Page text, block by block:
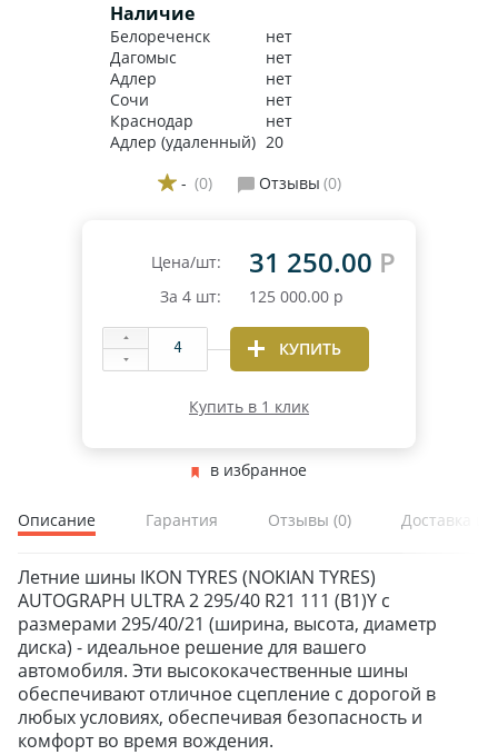
Наличие
Белореченск
нет
Дагомыс
нет
Адлер
нет
Сочи
нет
Краснодар
нет
Адлер (удаленный) 20
- (0) Отзывы (0)
Цена/шт: 31 250.00 Р
За 4 шт: 125 000.00 р
КУПИТЬ
Купить в 1 клик
в избранное
Описание Гарантия Отзывы (0) Доставка и
Летние шины IKON TYRES (NOKIAN TYRES)
AUTOGRAPH ULTRA 2 295/40 R21 111 (B1)Y с
размерами 295/40/21 (ширина, высота, диаметр
диска) - идеальное решение для вашего
автомобиля. Эти высококачественные шины
обеспечивают отличное сцепление с дорогой в
любых условиях, обеспечивая безопасность и
комфорт во время вождения.